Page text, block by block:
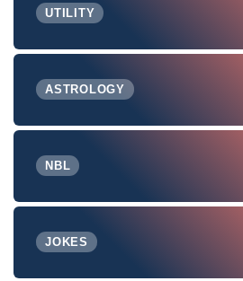
UTILITY
ASTROLOGY
NBL
JOKES